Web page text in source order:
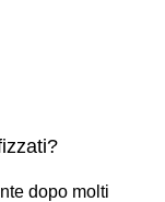
dopo molti